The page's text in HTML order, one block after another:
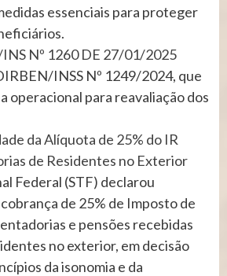
essenciais para proteger
Nº 1260 DE 27/01/2025
INSS Nº 1249/2024, que
operacional para reavaliação dos
da Alíquota de 25% do IR
de Residentes no Exterior
Federal (STF) declarou
de 25% de Imposto de
e pensões recebidas
no exterior, em decisão
da isonomia e da